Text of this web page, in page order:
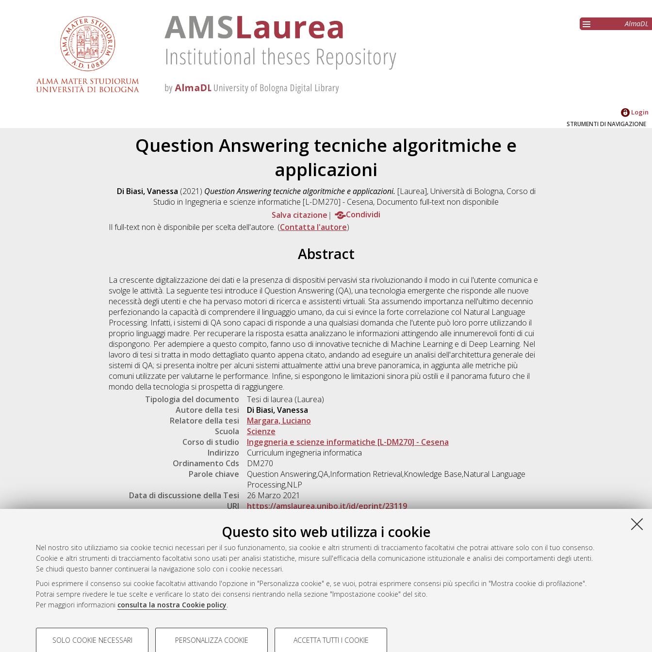
Questo sito web utilizza i cookie
Nel nostro sito utilizziamo sia cookie tecnici necessari per il suo funzionamento, sia cookie e altri strumenti di tracciamento facoltativi che potrai attivare solo con il tuo consenso.
Cookie e altri strumenti di tracciamento facoltativi sono usati per analisi statistiche, misure sull'efficacia della comunicazione istituzionale e analisi dei comportamenti degli utenti.
Se chiudi questo banner continuerai la navigazione solo con i cookie necessari.
Puoi esprimere il consenso sui cookie facoltativi attivando l'opzione in "Personalizza cookie" e, se vuoi, potrai esprimere consensi più specifici in "Mostra cookie di profilazione".
Potrai sempre rivedere le tue scelte e verificare lo stato dei consensi rientrando nella sezione "Impostazione cookie" del sito.
Per maggiori informazioni consulta la nostra Cookie policy.
COOKIE DI PROFILAZIONE - FACOLTATIVI COOKIE TECNICI - NECESSARI
SOLO COOKIE NECESSARI PERSONALIZZA COOKIE ACCETTA TUTTI I COOKIE
AlmaDL
Login
STRUMENTI DI NAVIGAZIONE
Question Answering tecniche algoritmiche e
applicazioni
Di Biasi, Vanessa (2021) Question Answering tecniche algoritmiche e applicazioni. [Laurea], Università di Bologna, Corso di
Studio in Ingegneria e scienze informatiche [L-DM270] - Cesena, Documento full-text non disponibile
Salva citazione
Condividi
Il full-text non è disponibile per scelta dell'autore. (Contatta l'autore)
Abstract
La crescente digitalizzazione dei dati e la presenza di dispositivi pervasivi sta rivoluzionando il modo in cui l'utente comunica e
svolge le attività. La seguente tesi introduce il Question Answering (QA), una tecnologia emergente che risponde alle nuove
necessità degli utenti e che ha pervaso motori di ricerca e assistenti virtuali. Sta assumendo importanza nell'ultimo decennio
perfezionando la capacità di comprendere il linguaggio umano, da cui si evince la forte correlazione col Natural Language
Processing. Infatti, i sistemi di QA sono capaci di risponde a una qualsiasi domanda che l'utente può loro porre utilizzando il
proprio linguaggi madre. Per recuperare la risposta esatta analizzano le informazioni attingendo alle innumerevoli fonti di cui
dispongono. Per adempiere a questo compito, fanno uso di innovative tecniche di Machine Learning e di Deep Learning. Nel
lavoro di tesi si tratta in modo dettagliato quanto appena citato, andando ad eseguire un analisi dell'architettura generale dei
sistemi di QA; si presenta inoltre per alcuni sistemi attualmente attivi una breve panoramica, in aggiunta alle metriche più
comuni utilizzate per valutarne le performance. Infine, si espongono le limitazioni sinora più ostili e il panorama futuro che il
mondo della tecnologia si prospetta di raggiungere.
Tipologia del documento
Tesi di laurea (Laurea)
Autore della tesi
Di Biasi, Vanessa
Relatore della tesi
Margara, Luciano
Scuola
Scienze
Corso di studio
Ingegneria e scienze informatiche [L-DM270] - Cesena
Indirizzo
Curriculum ingegneria informatica
Ordinamento Cds
DM270
Parole chiave
Question Answering,QA,Information Retrieval,Knowledge Base,Natural Language
Processing,NLP
Data di discussione della Tesi
26 Marzo 2021
URI
https://amslaurea.unibo.it/id/eprint/23119
Gestione del documento:
Atom
Rss 1.0
Rss 2.0
AMS Laurea
Servizio implementato e gestito da
Impostazioni Cookie
Informativa sulla privacy
Condizioni d’uso del sito